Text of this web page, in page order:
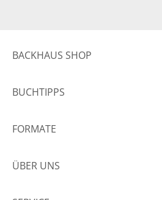
BACKHAUS SHOP
BUCHTIPPS
FORMATE
ÜBER UNS